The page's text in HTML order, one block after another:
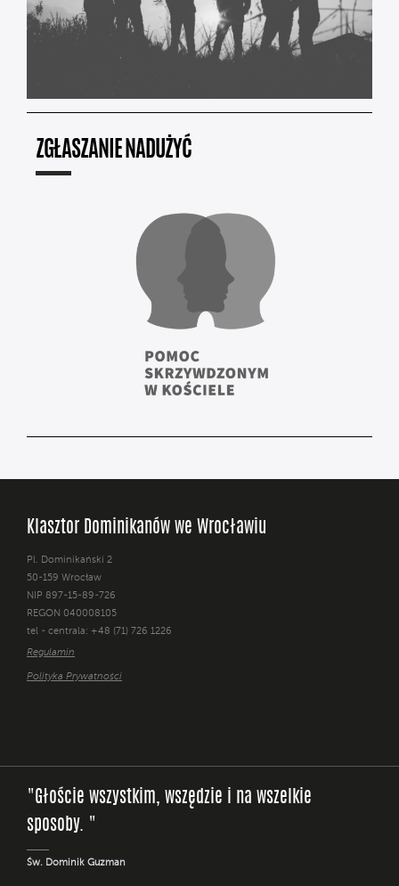
ZGŁASZANIE NADUŻYĆ
Klasztor Dominikanów we Wrocławiu
Pl. Dominikański 2
50-159 Wrocław
NIP 897-15-89-726
REGON 040008105
tel - centrala: +48 (71) 726 1226
Regulamin
Polityka Prywatności
"Głoście wszystkim, wszędzie i na wszelkie
sposoby. "
Św. Dominik Guzman